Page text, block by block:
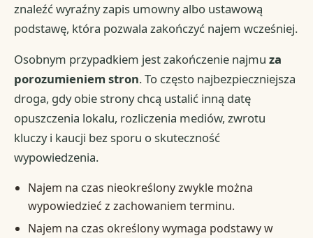
znaleźć wyraźny zapis umowny albo ustawową
podstawę, która pozwala zakończyć najem wcześniej.
Osobnym przypadkiem jest zakończenie najmuza
porozumieniem stron. To często najbezpieczniejsza
droga, gdy obie strony chcą ustalić inną datę
opuszczenia lokalu, rozliczenia mediów, zwrotu
kluczy i kaucji bez sporu o skuteczność
wypowiedzenia.
Najem na czas nieokreślony zwykle można
wypowiedzieć z zachowaniem terminu.
Najem na czas określony wymaga podstawy w